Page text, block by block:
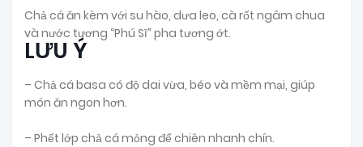
Chả cá ăn kèm với su hào, dưa leo, cà rốt ngâm chua
và nước tương “Phú Sĩ” pha tương ớt.
LƯU Ý
– Chả cá basa có độ dai vừa, béo và mềm mại, giúp
món ăn ngon hơn.
– Phết lớp chả cá mỏng để chiên nhanh chín.